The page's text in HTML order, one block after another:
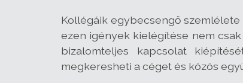
Kollégáik egybecsengő
ezen igények kielégítése nem
bizalomteljes kapcsolat
megkeresheti a céget és közös